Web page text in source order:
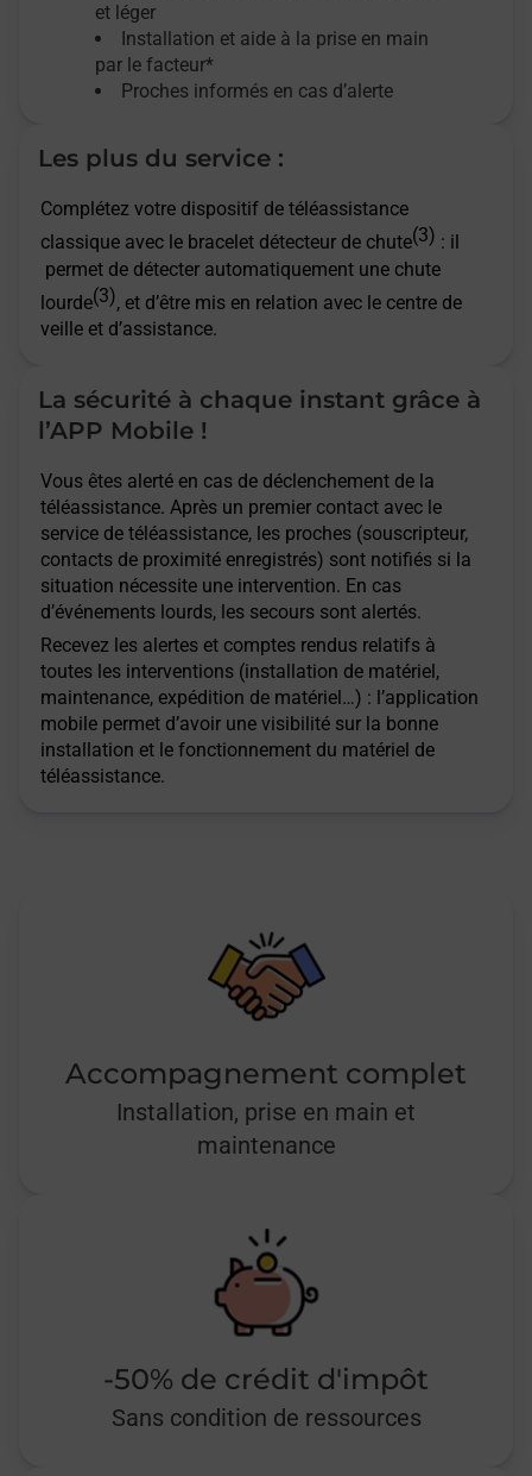
et léger
Installation et aide à la prise en main
par le facteur*
Proches informés en cas d’alerte
Les plus du service :
Complétez votre dispositif de téléassistance
classique avec le bracelet détecteur de chute(3) : il
permet de détecter automatiquement une chute
lourde(3), et d’être mis en relation avec le centre de
veille et d’assistance.
La sécurité à chaque instant grâce à
l’APP Mobile !
Vous êtes alerté en cas de déclenchement de la
téléassistance. Après un premier contact avec le
service de téléassistance, les proches (souscripteur,
contacts de proximité enregistrés) sont notifiés si la
situation nécessite une intervention. En cas
d’événements lourds, les secours sont alertés.
Recevez les alertes et comptes rendus relatifs à
toutes les interventions (installation de matériel,
maintenance, expédition de matériel…) : l’application
mobile permet d’avoir une visibilité sur la bonne
installation et le fonctionnement du matériel de
téléassistance.
Accompagnement complet
Installation, prise en main et
maintenance
-50% de crédit d'impôt
Sans condition de ressources